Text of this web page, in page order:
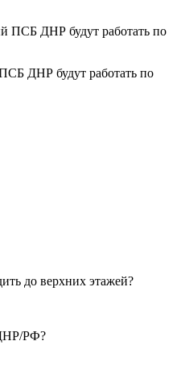
ДНР будут работать по
до верхних этажей?
РФ?